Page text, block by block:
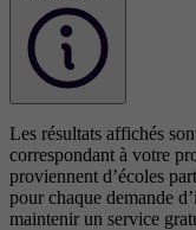
Les résultats affichés
correspondant à votre
proviennent d’écoles
pour chaque demande
maintenir un service